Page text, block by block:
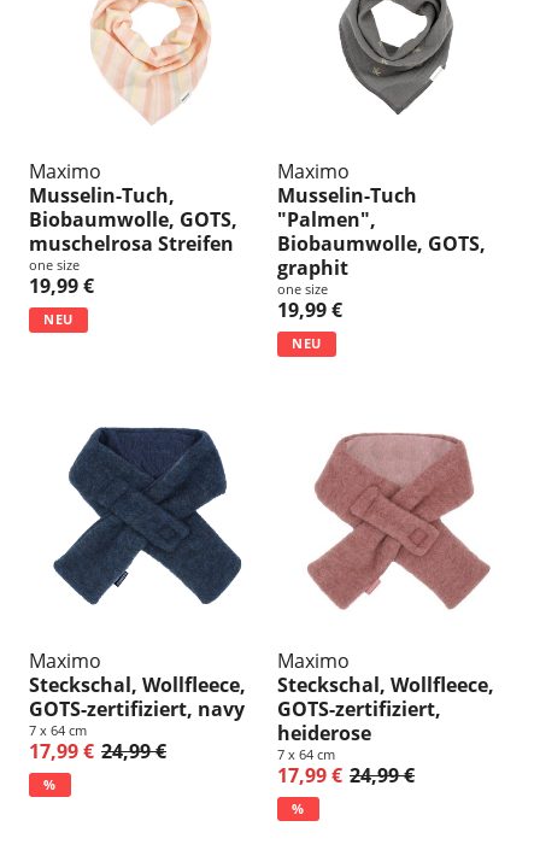
Maximo
Musselin-Tuch,
Biobaumwolle, GOTS,
muschelrosa Streifen
one size
19,99 €
NEU
Maximo
Musselin-Tuch
"Palmen",
Biobaumwolle, GOTS,
graphit
one size
19,99 €
NEU
Maximo
Steckschal, Wollfleece,
GOTS-zertifiziert, navy
7 x 64 cm
17,99 € 24,99 €
%
Maximo
Steckschal, Wollfleece,
GOTS-zertifiziert,
heiderose
7 x 64 cm
17,99 € 24,99 €
%